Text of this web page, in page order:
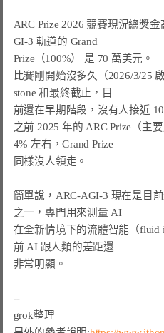
ARC Prize 2026 競賽現況總獎
GI-3 軌道的 Grand
Prize（100%） 是 70 萬美元。
比賽剛開始沒多久（2026/3/25
stone 和最終截止，目
前還在早期階段，沒有人接近
之前 2025 年的 ARC Prize（主
4% 左右，Grand Prize
同樣沒人領走。
簡單說，ARC-AGI-3 現在是目
之一，專門用來測量 AI
在全新情境下的流體智能（fluid
前 AI 跟人類的差距還
非常明顯。
--
grok整理